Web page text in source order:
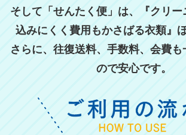
そして「せんたく便」は、『クリ
込みにくく費用もかさばる衣類』
さらに、往復送料、手数料、会費
ので安心です。